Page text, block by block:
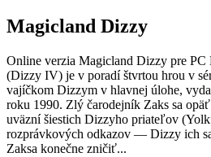
Magicland Dizzy
Online verzia Magicland Dizzy pre PC
(Dizzy IV) je v poradí štvrtou hrou v
vajíčkom Dizzym v hlavnej úlohe,
roku 1990. Zlý čarodejník Zaks sa
uväzní šiestich Dizzyho priateľov
rozprávkových odkazov — Dizzy ich
Zaksa konečne zničiť...